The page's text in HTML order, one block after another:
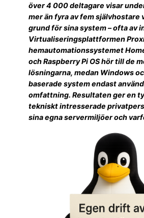
över 4 000 deltagare visar
mer än fyra av fem självhostare
grund för sina system – ofta av
Virtualiseringsplattformen
hemautomationssystemet
och Raspberry Pi OS hör till de
lösningarna, medan Windows
baserade system endast
omfattning. Resultaten ger en
tekniskt intresserade
sina egna servermiljöer och